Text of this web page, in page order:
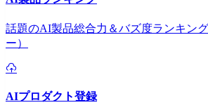
話題のAI製品総合力＆バズ度ランキン
ー）
AIプロダクト登録